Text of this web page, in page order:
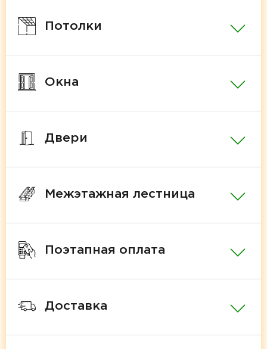
Потолки
Окна
Двери
Межэтажная лестница
Поэтапная оплата
Доставка